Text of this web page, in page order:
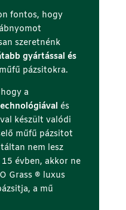
fontos, hogy
szeretnénk
gyártással és
műfű pázsitokra.
a
és
készült valódi
műfű pázsitot
nem lesz
évben, akkor ne
Grass ® luxus
a mű